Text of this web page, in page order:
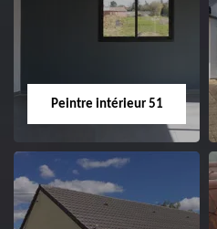
51
Peintre intérieur 51